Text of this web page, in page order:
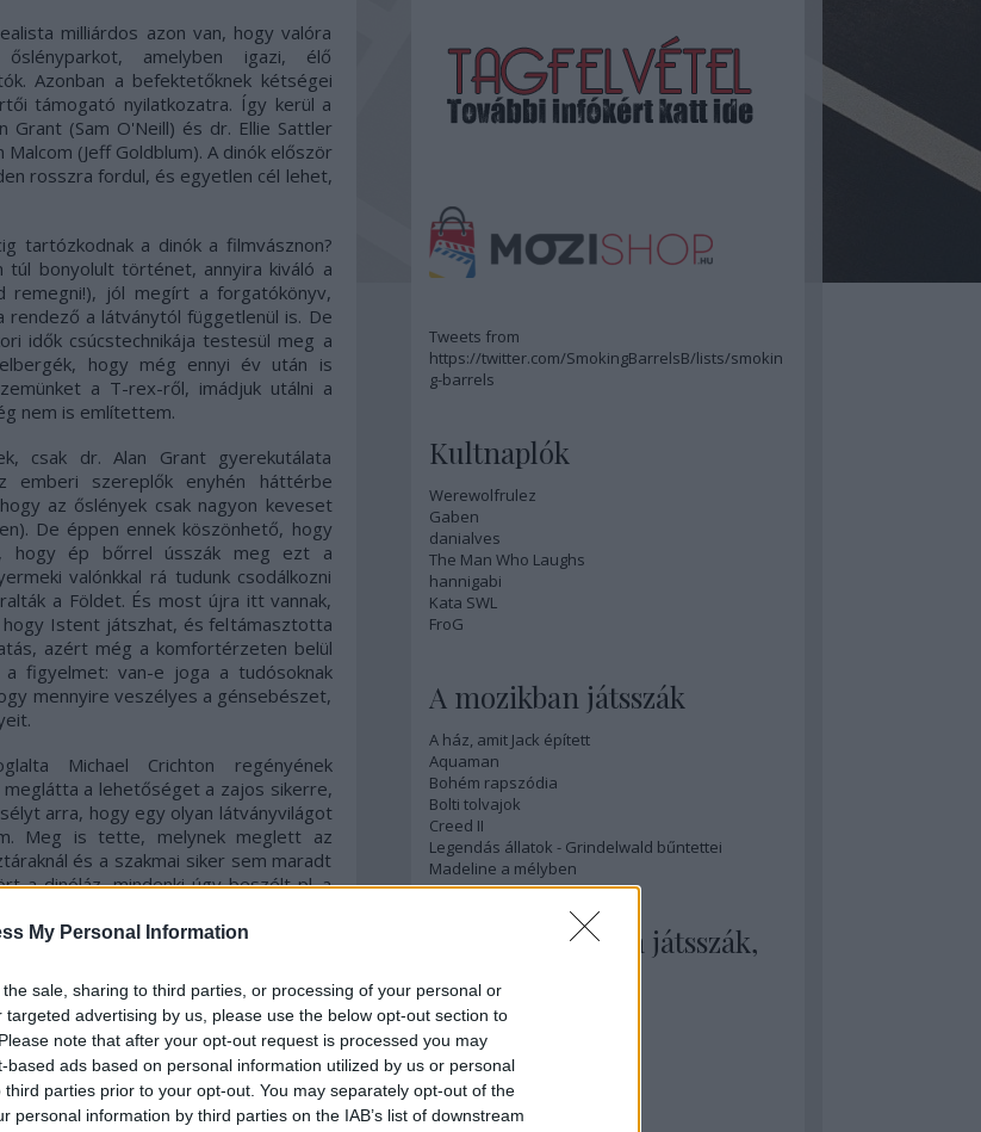
My Personal Information
sale, sharing to third parties, or processing of your personal or
advertising by us, please use the below opt-out section to
note that after your opt-out request is processed you may
based ads based on personal information utilized by us or personal
third parties prior to your opt-out. You may separately opt-out of the
personal information by third parties on the IAB’s list of downstream
milliárdos azon van, hogy valóra
amelyben igazi, élő
Azonban a befektetőknek kétségei
támogató nyilatkozatra. Így kerül a
Grant (Sam O'Neill) és dr. Ellie Sattler
(Jeff Goldblum). A dinók először
rosszra fordul, és egyetlen cél lehet,
tartózkodnak a dinók a filmvásznon?
bonyolult történet, annyira kiváló a
remegni!), jól megírt a forgatókönyv,
a látványtól függetlenül is. De
idők csúcstechnikája testesül meg a
hogy még ennyi év után is
a T-rex-ről, imádjuk utálni a
nem is említettem.
csak dr. Alan Grant gyerekutálata
emberi szereplők enyhén háttérbe
az őslények csak nagyon keveset
De éppen ennek köszönhető, hogy
hogy ép bőrrel ússzák meg ezt a
valónkkal rá tudunk csodálkozni
a Földet. És most újra itt vannak,
Istent játszhat, és feltámasztotta
azért még a komfortérzeten belül
figyelmet: van-e joga a tudósoknak
mennyire veszélyes a génsebészet,
Michael Crichton regényének
a lehetőséget a zajos sikerre,
arra, hogy egy olyan látványvilágot
Meg is tette, melynek meglett az
és a szakmai siker sem maradt
a dinóláz, mindenki úgy beszélt pl. a
sztárja lenne. Gondolom, nem csak
amit csak lehetett kapni a témában.
számolhatta a bevételt, mi pedig
a Föld őskorának
kell utánaolvasnom az alapoknak, ha
az online média a témában, annyira
őrületnek is vége lett, mint minden
örökre a szívünkbe zártuk. A CGI-
Williams zenéjéről se feledkezzünk el,
Tweets from
https://twitter.com/SmokingBarrelsB/lists/smokin
g-barrels
Kultnaplók
Werewolfrulez
Gaben
danialves
The Man Who Laughs
hannigabi
Kata SWL
FroG
A mozikban játsszák
A ház, amit Jack épített
Aquaman
Bohém rapszódia
Bolti tolvajok
Creed II
Legendás állatok - Grindelwald bűntettei
Madeline a mélyben
A mozikban nem játsszák,
Annihilation
Disobedience
Egy sármos férfi
November
Örök tél